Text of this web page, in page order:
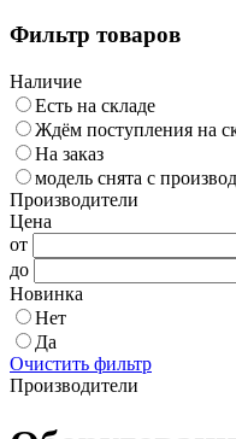
Фильтр товаров
Наличие
Есть на складе
Ждём поступления на
На заказ
модель снята с
Производители
Цена
от
до
Новинка
Нет
Да
Очистить фильтр
Производители